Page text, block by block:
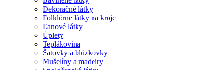
Dekoračné látky
Folklórne látky na kroje
Ľanové látky
Úplety
Teplákovina
Šatovky a blúzkovky
Mušelíny a madeiry